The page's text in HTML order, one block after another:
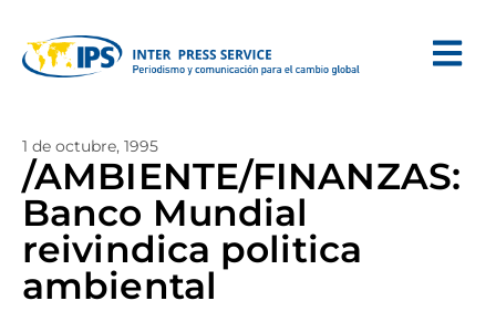
1 de octubre, 1995
/AMBIENTE/FINANZAS:
Banco Mundial
reivindica politica
ambiental